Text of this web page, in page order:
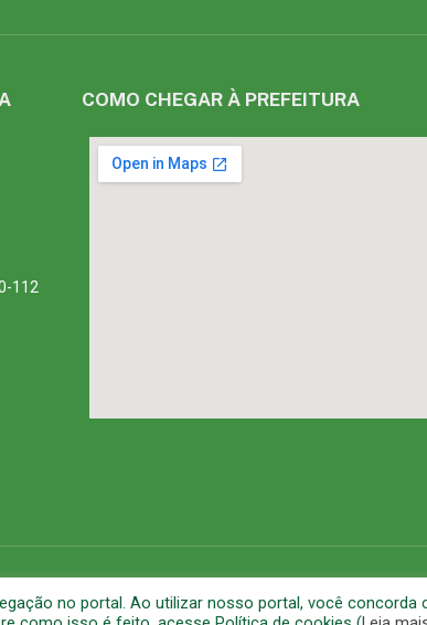
112
COMO CHEGAR À PREFEITURA
no portal. Ao utilizar nosso portal, você concorda